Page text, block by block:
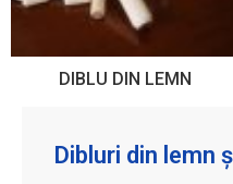
DIBLU DIN LEMN
Dibluri din lemn